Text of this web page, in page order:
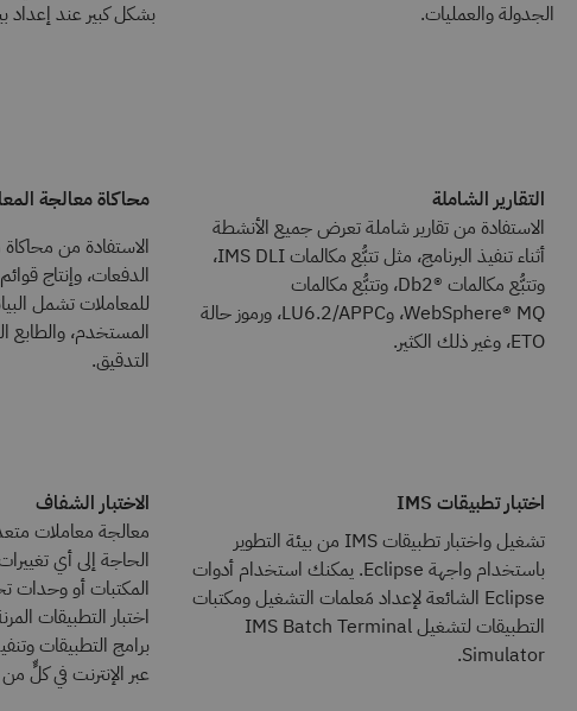
الجدولة والعمليات.
بشكل كبير عند إعداد
التقارير الشاملة
الاستفادة من تقارير شاملة تعرض جميع الأنشطة
أثناء تنفيذ البرنامج، مثل تتبُّع مكالمات IMS DLI،
وتتبُّع مكالمات ®Db2، وتتبُّع مكالمات
WebSphere® MQ، وLU6.2/APPC، ورموز حالة
ETO، وغير ذلك الكثير.
محاكاة معالجة
الاستفادة من
الدفعات، وإنتاج
للمعاملات تشمل
المستخدم، والطابع
التدقيق.
اختبار تطبيقات IMS
تشغيل واختبار تطبيقات IMS من بيئة التطوير
باستخدام واجهة Eclipse. يمكنك استخدام أدوات
Eclipse الشائعة لإعداد مَعلمات التشغيل ومكتبات
التطبيقات لتشغيل IMS Batch Terminal
Simulator.
الاختبار الشفاف
معالجة معاملات
المكتبات أو وحدات
اختبار التطبيقات
برامج التطبيقات
عبر الإنترنت في كلٍّ من